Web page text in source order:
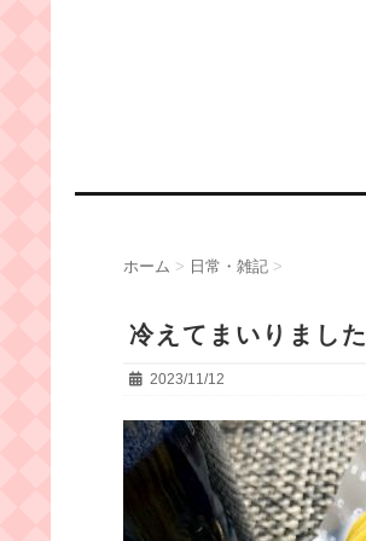
ホーム > 日常・雑記 >
冷えてまいりました
2023/11/12